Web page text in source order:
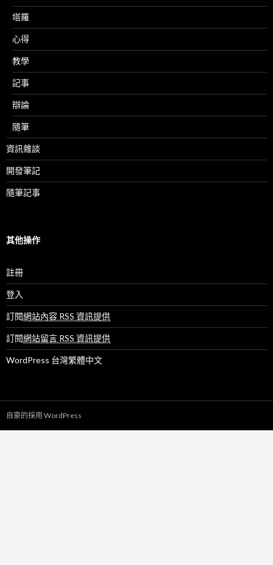
塔羅
心得
教學
記事
辯論
隨筆
資訊雜談
開發筆記
隨筆記事
其他操作
註冊
登入
訂閱網站內容 RSS 資訊提供
訂閱網站留言 RSS 資訊提供
WordPress 台灣繁體中文
自豪的採用 WordPress